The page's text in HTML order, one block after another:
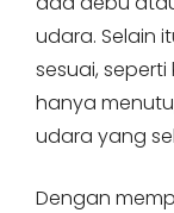
udara. Selain
sesuai,
hanya
udara yang
Dengan